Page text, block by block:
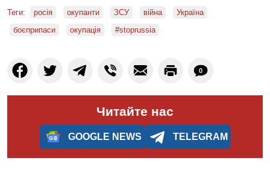
Теги: росія окупанти ЗСУ війна
Україна
боєприпаси
окупація #stoprussia
0
Читайте нас
GOOGLE NEWS TELEGRAM